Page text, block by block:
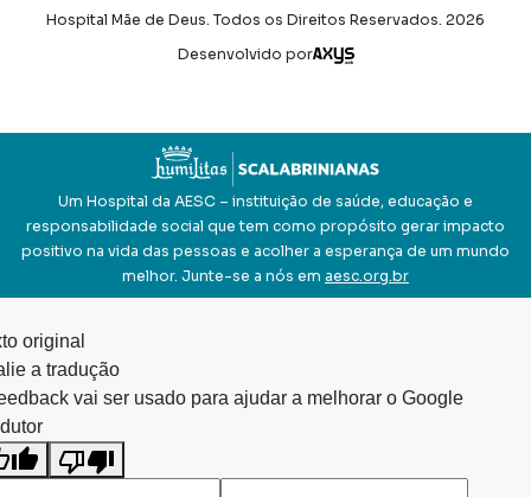
Hospital Mãe de Deus. Todos os Direitos Reservados. 2026
Desenvolvido por
Axysweb
Um Hospital da AESC – instituição de saúde, educação e
responsabilidade social que tem como propósito gerar impacto
positivo na vida das pessoas e acolher a esperança de um mundo
melhor. Junte-se a nós em aesc.org.br
original
a tradução
vai ser usado para ajudar a melhorar o Google